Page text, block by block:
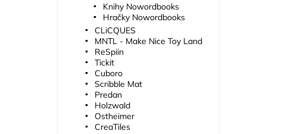
Knihy Nowordbooks
Hračky Nowordbooks
CLiCQUES
MNTL - Make Nice Toy Land
ReSpiin
Tickit
Cuboro
Scribble Mat
Predan
Holzwald
Ostheimer
CreaTiles